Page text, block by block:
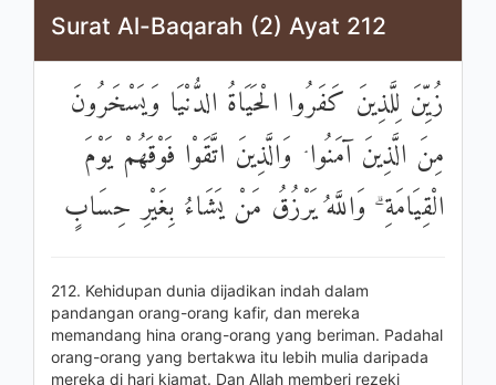
Surat Al-Baqarah (2) Ayat 212
زُيِّنَ لِلَّذِينَ كَفَرُوا الْحَيَاةُ الدُّنْيَا وَيَسْخَرُونَ
مِنَ الَّذِينَ آمَنُوا ۘ وَالَّذِينَ اتَّقَوْا فَوْقَهُمْ يَوْمَ
الْقِيَامَةِ ۗ وَاللَّهُ يَرْزُقُ مَنْ يَشَاءُ بِغَيْرِ حِسَابٍ
212. Kehidupan dunia dijadikan indah dalam
pandangan orang-orang kafir, dan mereka
memandang hina orang-orang yang beriman. Padahal
orang-orang yang bertakwa itu lebih mulia daripada
mereka di hari kiamat. Dan Allah memberi rezeki